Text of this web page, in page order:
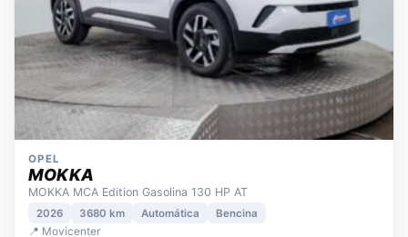
OPEL
MOKKA
MOKKA MCA Edition Gasolina 130 HP AT
2026 3680 km